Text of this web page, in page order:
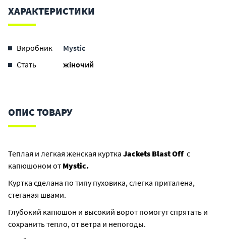
ХАРАКТЕРИСТИКИ
Виробник
Mystic
Стать
жіночий
ОПИС ТОВАРУ
Теплая и легкая женская куртка Jackets Blast Off с
капюшоном от Mystic.
Куртка сделана по типу пуховика, слегка приталена,
стеганая швами.
Глубокий капюшон и высокий ворот помогут спрятать и
сохранить тепло, от ветра и непогоды.